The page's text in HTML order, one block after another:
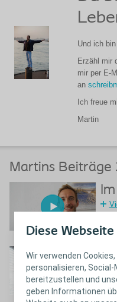
Diese
Wir verwenden
personalisieren, Social-
bereitzustellen und
geben Informationen
Und ich
Erzähl mir
mir per E-
an
Ich freue
Martin
Martins Beiträge